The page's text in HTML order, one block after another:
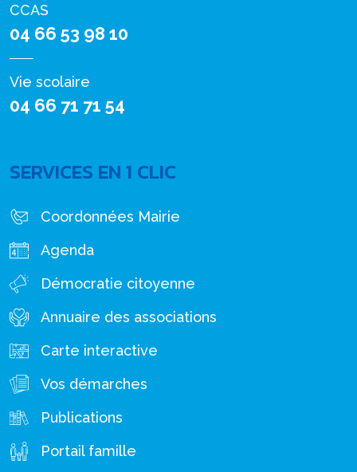
CCAS
04 66 53 98 10
Vie scolaire
04 66 71 71 54
SERVICES EN 1 CLIC
Coordonnées Mairie
Agenda
Démocratie citoyenne
Annuaire des associations
Carte interactive
Vos démarches
Publications
Portail famille